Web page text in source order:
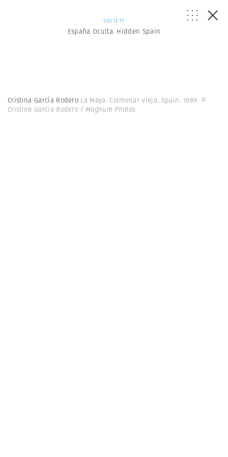
SOCIETY
España Oculta: Hidden Spain
Cristina García Rodero La Maya. Colmenar Viejo. Spain. 1989. ©
Cristina García Rodero | Magnum Photos